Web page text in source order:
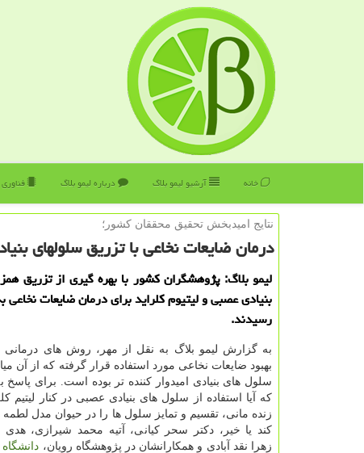
خانه آرشیو لیمو بلاگ درباره لیمو بلاگ فناوری
نتایج امیدبخش تحقیق محققان كشور؛
درمان ضایعات نخاعی با تزریق سلولهای
لیمو بلاگ: پژوهشگران كشور با بهره گیری از تزریق
بنیادی عصبی و لیتیوم كلراید برای درمان ضایعات نخاعی
رسیدند.
به گزارش لیمو بلاگ به نقل از مهر، روش های درمانی
بهبود ضایعات نخاعی مورد استفاده قرار گرفته كه از آن
سلول های بنیادی امیدوار كننده تر بوده است. برای
كه آیا استفاده از سلول های بنیادی عصبی در كنار لیتیم
زنده مانی، تقسیم و تمایز سلول ها را در حیوان مدل
كند یا خیر، دكتر سحر كیانی، آتیه محمد شیرازی، هدی
زهرا نقد آبادی و همكارانشان در پژوهشگاه رویان، دانشگاه